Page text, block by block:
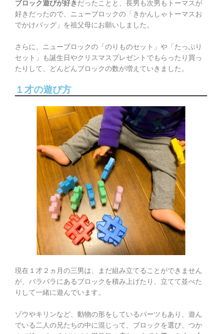
ブロック遊びが好きだったことと、長男も次男もトーマスが
好きだったので、ニューブロックの「きかんしゃトーマスお
でかけバッグ」を祖父母にお願いしました。
さらに、ニューブロックの「のりものセット」や「たっぷり
セット」も誕生日やクリスマスプレゼントでもらったり買っ
たりして、どんどんブロックの数が増えていきました。
１才の遊び方
現在１才２ヵ月の三男は、まだ組み立てることができません
が、バラバラにあるブロックを積み上げたり、立てて並べた
りして一緒に遊んでいます。
ゾウやキリンなど、動物の形をしているパーツもあり、遊ん
でいる二人の兄たちの中に混じって、ブロックを選び、つか